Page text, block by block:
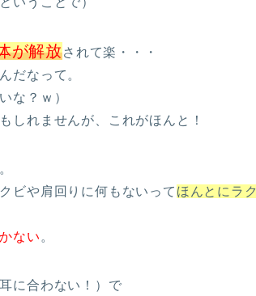
が解放されて楽・・・
だなって。
な？ｗ）
しれませんが、これがほんと！
ビや肩回りに何もないって ほんとにラク
ない 。
に合わない！）で